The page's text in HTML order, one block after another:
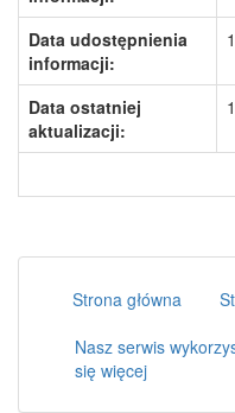
Data udostępnienia
informacji:
Data ostatniej
aktualizacji:
Strona główna
Nasz serwis
się więcej